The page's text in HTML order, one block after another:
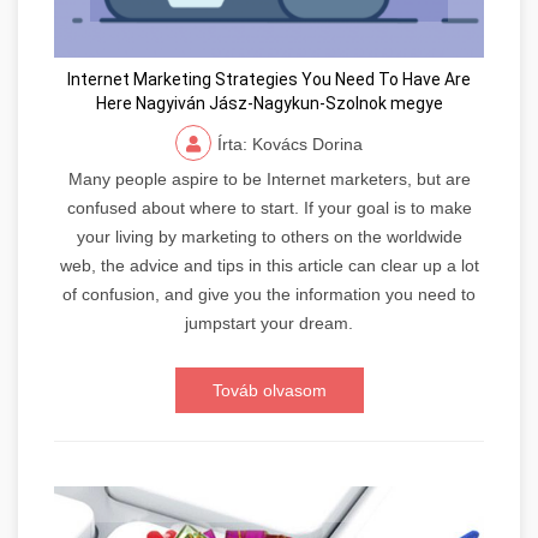
Internet Marketing Strategies You Need To Have Are
Here Nagyiván Jász-Nagykun-Szolnok megye
Írta: Kovács Dorina
Many people aspire to be Internet marketers, but are
confused about where to start. If your goal is to make
your living by marketing to others on the worldwide
web, the advice and tips in this article can clear up a lot
of confusion, and give you the information you need to
jumpstart your dream.
Továb olvasom